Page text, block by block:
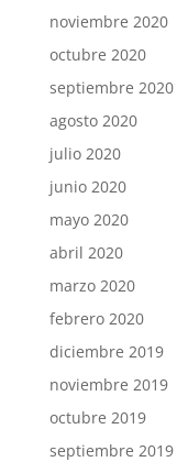
noviembre 2020
octubre 2020
septiembre 2020
agosto 2020
julio 2020
junio 2020
mayo 2020
abril 2020
marzo 2020
febrero 2020
diciembre 2019
noviembre 2019
octubre 2019
septiembre 2019